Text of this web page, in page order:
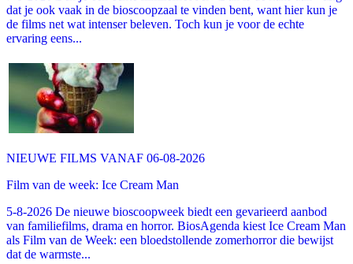
dat je ook vaak in de bioscoopzaal te vinden bent, want hier kun je
de films net wat intenser beleven. Toch kun je voor de echte
ervaring eens...
NIEUWE FILMS VANAF 06-08-2026
Film van de week: Ice Cream Man
5-8-2026 De nieuwe bioscoopweek biedt een gevarieerd aanbod
van familiefilms, drama en horror. BiosAgenda kiest Ice Cream Man
als Film van de Week: een bloedstollende zomerhorror die bewijst
dat de warmste...